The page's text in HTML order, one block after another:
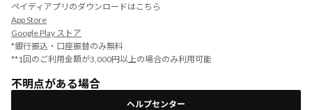
ペイディアプリのダウンロードはこちら
App Store
Google Play ストア
*銀行振込・口座振替のみ無料
**1回のご利用金額が3,000円以上の場合のみ利用可能
不明点がある場合
ヘルプセンター